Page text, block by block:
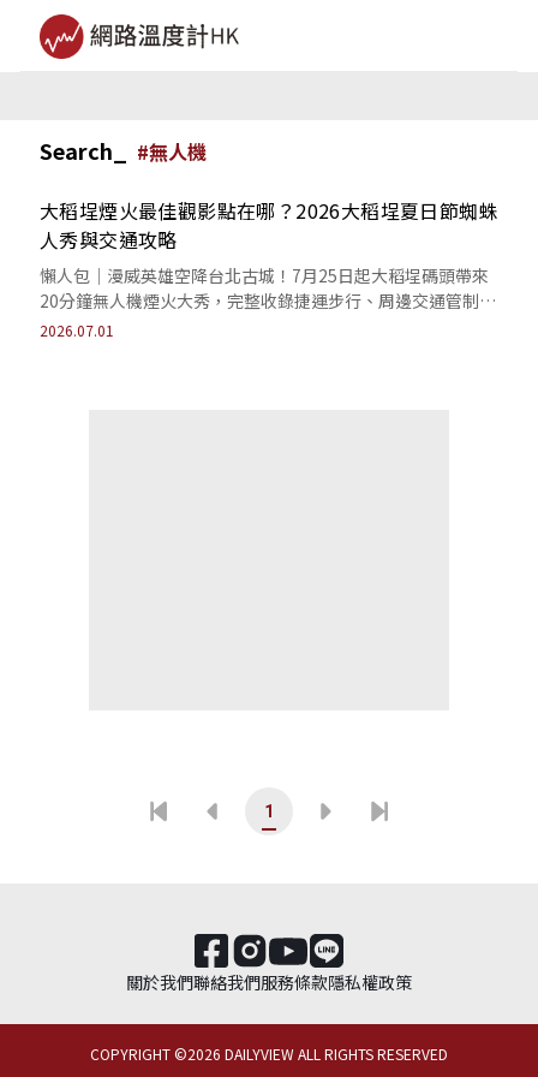
Search_ #無人機
大稻埕煙火最佳觀影點在哪？2026大稻埕夏日節蜘蛛
人秀與交通攻略
懶人包｜漫威英雄空降台北古城！7月25日起大稻埕碼頭帶來
20分鐘無人機煙火大秀，完整收錄捷運步行、周邊交通管制與
避開爆量人潮的私房卡位秘密機位。
2026.07.01
1
關於我們聯絡我們服務條款隱私權政策
COPYRIGHT ©2026 DAILYVIEW ALL RIGHTS RESERVED